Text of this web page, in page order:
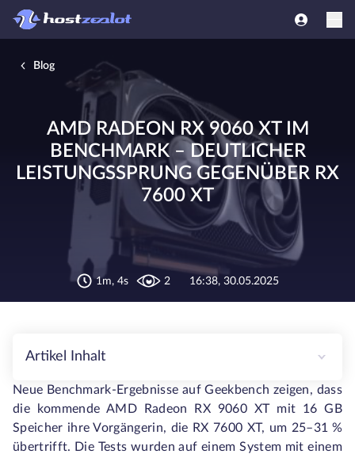
Blog
AMD RADEON RX 9060 XT IM
BENCHMARK – DEUTLICHER
LEISTUNGSSPRUNG GEGENÜBER RX
7600 XT
1m, 4s 2 16:38, 30.05.2025
Artikel Inhalt
Neue Benchmark-Ergebnisse auf Geekbench zeigen, dass
die kommende AMD Radeon RX 9060 XT mit 16 GB
Speicher ihre Vorgängerin, die RX 7600 XT, um 25–31 %
übertrifft. Die Tests wurden auf einem System mit einem